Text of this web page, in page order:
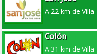
A 22 km de Villa
Colón
A 31 km de Villa